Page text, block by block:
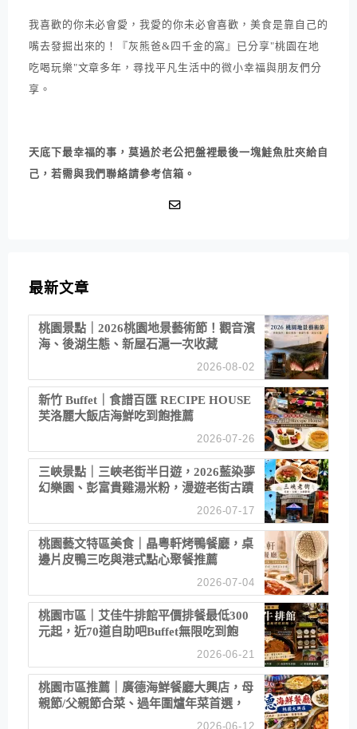
我喜歡的你未必會愛，我愛的你未必會喜歡，美食是靠自己的
嘴去發掘出來的！『灰熊爸&四千金的窩』已分享"桃園在地
吃喝玩樂"文章多年，尋找平凡生活中的微小幸福與朋友們分
享。
天底下最幸福的事，莫過於老公把盤裡最後一塊鮭魚肚夾給自
己，若需與我們聯絡請參考信箱。
最新文章
桃園景點｜2026桃園地景藝術節！觀音濱
海、後湖生態、新屋石滬一次收藏
2026-08-02
新竹 Buffet｜食譜百匯 RECIPE HOUSE
芙洛麗大飯店海鮮吃到飽推薦
2026-07-26
三峽景點｜三峽老街半日遊，2026藍染夢
幻樂園、彭富貴雞湯米粉，漫遊老街古蹟
2026-07-17
桃園藝文特區美食｜晶粵軒烤鴨餐廳，桌
邊片皮鴨三吃與港式點心聚餐推薦
2026-07-04
桃園市區｜艾佳牛排館平價排餐最低300
元起，近70道自助吧Buffet無限吃到飽
2026-06-21
桃園市區推薦｜廣德海鮮餐廳大興店，母
親節/父親節合菜、過年圍爐年菜首選，
2026-06-12